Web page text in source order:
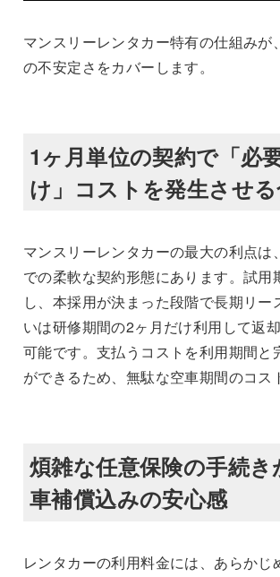
マンスリーレンタカー特有の仕組みが
の不安定さをカバーします。
1ヶ月単位の契約で「必
け」コストを発生させ
マンスリーレンタカーの最大の利点
での柔軟な契約形態にあります。試用
し、本採用が決まった段階で長期リ
いは研修期間の2ヶ月だけ利用して返
可能です。支払うコストを利用期間と
ができるため、無駄な空車期間のコス
煩雑な任意保険の手続
車補償込みの安心感
レンタカーの利用料金には、あらか